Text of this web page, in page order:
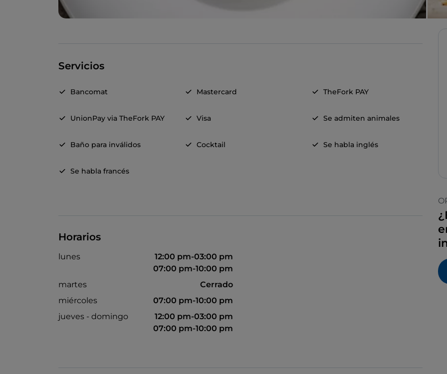
Servicios
Bancomat Mastercard TheFork PAY
UnionPay via TheFork PAY Visa Se admiten animales
Baño para inválidos Cocktail Se habla inglés
Se habla francés
Horarios
lunes
12:00 pm-03:00 pm
07:00 pm-10:00 pm
martes
Cerrado
miércoles
07:00 pm-10:00 pm
jueves - domingo
12:00 pm-03:00 pm
07:00 pm-10:00 pm